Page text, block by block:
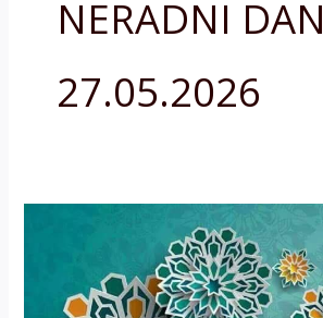
NERADNI DAN
27.05.2026
OLSUN